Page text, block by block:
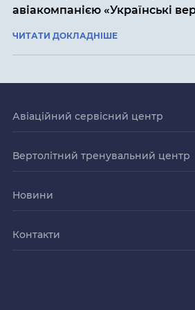
авіакомпанією «Українські
ЧИТАТИ ДОКЛАДНІШЕ
Авіаційний сервісний центр
Вертолітний тренувальний центр
Новини
Контакти